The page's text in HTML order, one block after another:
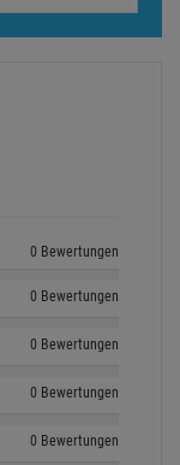
0 Bewertungen
0 Bewertungen
0 Bewertungen
0 Bewertungen
0 Bewertungen